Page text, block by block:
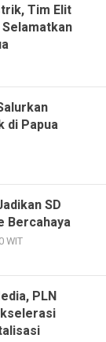
Tim Elit
di Papua
SD
Bercahaya
WIT
PLN